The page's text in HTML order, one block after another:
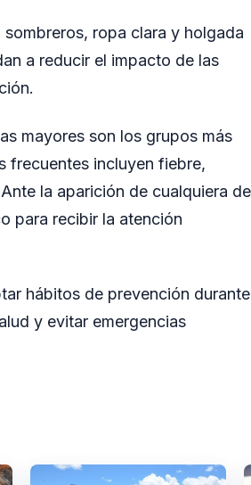
ropa clara y holgada
a reducir el impacto de las
mayores son los grupos más
frecuentes incluyen fiebre,
la aparición de cualquiera de
para recibir la atención
hábitos de prevención durante
y evitar emergencias